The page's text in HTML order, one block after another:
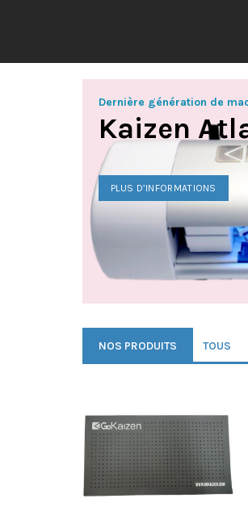
Dernière génération de
Kaizen
PLUS D’INFORMATIONS
NOS PRODUITS TOUS